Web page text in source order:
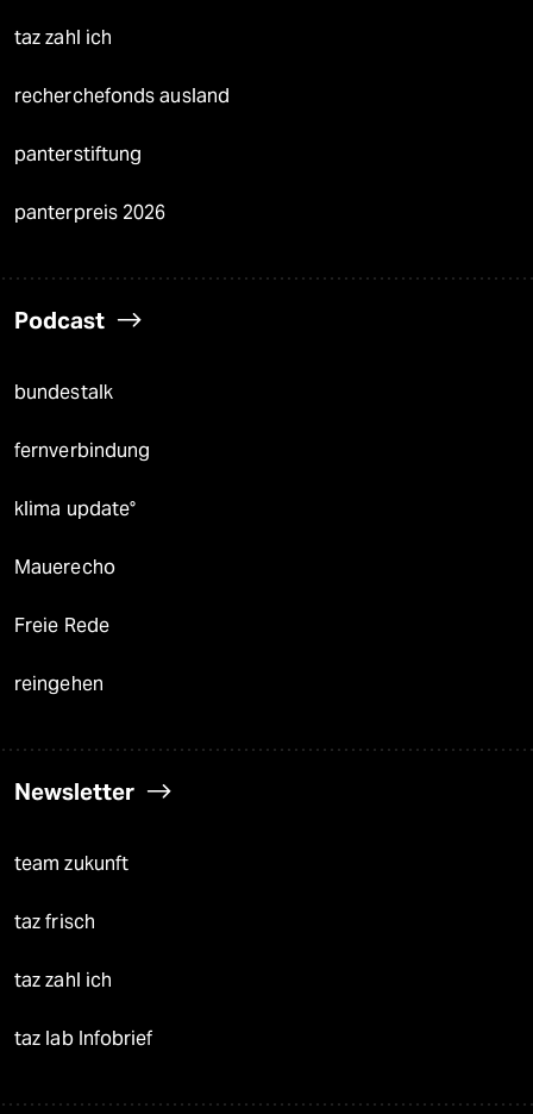
taz zahl ich
recherchefonds ausland
panterstiftung
panterpreis 2026
Podcast
bundestalk
fernverbindung
klima update°
Mauerecho
Freie Rede
reingehen
Newsletter
team zukunft
taz frisch
taz zahl ich
taz lab Infobrief